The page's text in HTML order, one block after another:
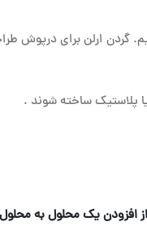
گردن ارلن برای درپوش
پلاستیک ساخته شوند .
افزودن یک محلول به